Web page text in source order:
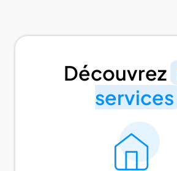
Découvrez
services